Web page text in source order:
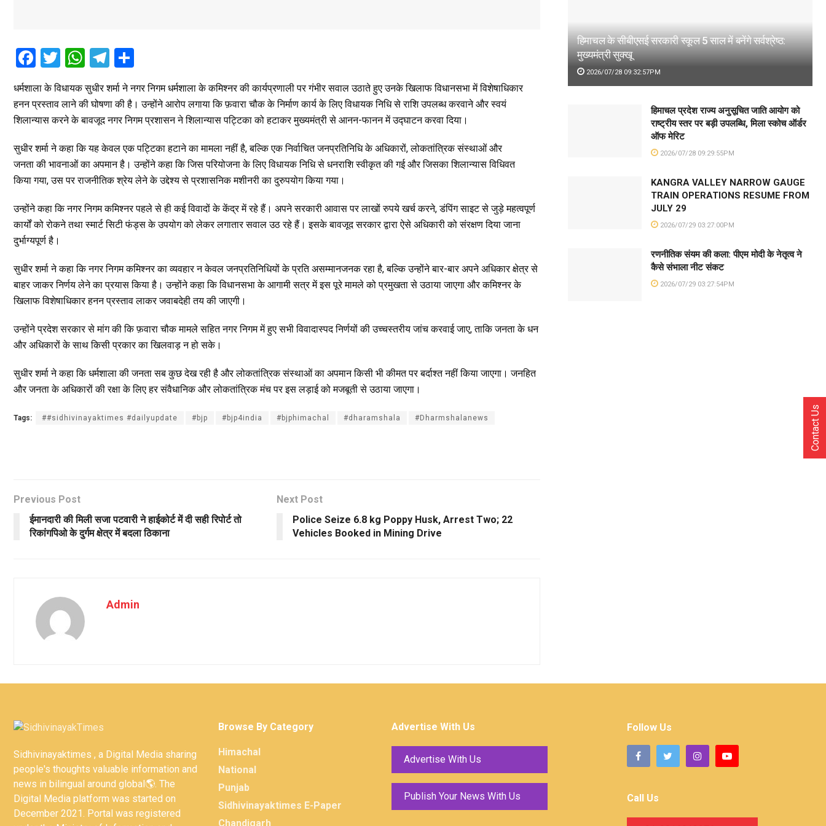
F
a
ce
b
o
k
T
tt
er
W
at
s
p
p
T
el
e
gr
m
ar
e
धर्मशाला के विधायक सुधीर शर्मा ने नगर निगम धर्मशाला के कमिश्नर की कार्यप्रणाली पर गंभीर सवाल उठाते हुए उनके खिलाफ विधानसभा में विशेषाधिकार
हनन प्रस्ताव लाने की घोषणा की है। उन्होंने आरोप लगाया कि फ़वारा चौक के निर्माण कार्य के लिए विधायक निधि से राशि उपलब्ध करवाने और स्वयं
शिलान्यास करने के बावजूद नगर निगम प्रशासन ने शिलान्यास पट्टिका को हटाकर मुख्यमंत्री से आनन-फानन में उद्घाटन करवा दिया।
सुधीर शर्मा ने कहा कि यह केवल एक पट्टिका हटाने का मामला नहीं है, बल्कि एक निर्वाचित जनप्रतिनिधि के अधिकारों, लोकतांत्रिक संस्थाओं और
जनता की भावनाओं का अपमान है। उन्होंने कहा कि जिस परियोजना के लिए विधायक निधि से धनराशि स्वीकृत की गई और जिसका शिलान्यास विधिवत
किया गया, उस पर राजनीतिक श्रेय लेने के उद्देश्य से प्रशासनिक मशीनरी का दुरुपयोग किया गया।
उन्होंने कहा कि नगर निगम कमिश्नर पहले से ही कई विवादों के केंद्र में रहे हैं। अपने सरकारी आवास पर लाखों रुपये खर्च करने, डंपिंग साइट से जुड़े महत्वपूर्ण
कार्यों को रोकने तथा स्मार्ट सिटी फंड्स के उपयोग को लेकर लगातार सवाल उठ रहे हैं। इसके बावजूद सरकार द्वारा ऐसे अधिकारी को संरक्षण दिया जाना
दुर्भाग्यपूर्ण है।
सुधीर शर्मा ने कहा कि नगर निगम कमिश्नर का व्यवहार न केवल जनप्रतिनिधियों के प्रति असम्मानजनक रहा है, बल्कि उन्होंने बार-बार अपने अधिकार क्षेत्र से
बाहर जाकर निर्णय लेने का प्रयास किया है। उन्होंने कहा कि विधानसभा के आगामी सत्र में इस पूरे मामले को प्रमुखता से उठाया जाएगा और कमिश्नर के
खिलाफ विशेषाधिकार हनन प्रस्ताव लाकर जवाबदेही तय की जाएगी।
उन्होंने प्रदेश सरकार से मांग की कि फ़वारा चौक मामले सहित नगर निगम में हुए सभी विवादास्पद निर्णयों की उच्चस्तरीय जांच करवाई जाए, ताकि जनता के धन
और अधिकारों के साथ किसी प्रकार का खिलवाड़ न हो सके।
सुधीर शर्मा ने कहा कि धर्मशाला की जनता सब कुछ देख रही है और लोकतांत्रिक संस्थाओं का अपमान किसी भी कीमत पर बर्दाश्त नहीं किया जाएगा। जनहित
और जनता के अधिकारों की रक्षा के लिए हर संवैधानिक और लोकतांत्रिक मंच पर इस लड़ाई को मजबूती से उठाया जाएगा।
Tags: ##sidhivinayaktimes #dailyupdate #bjp #bjp4india #bjphimachal #dharamshala #Dharmshalanews
Previous Post
ईमानदारी की मिली सजा पटवारी ने हाईकोर्ट में दी सही रिपोर्ट तो
रिकांगपिओ के दुर्गम क्षेत्र में बदला ठिकाना
Next Post
Police Seize 6.8 kg Poppy Husk, Arrest Two; 22
Vehicles Booked in Mining Drive
Admin
हिमाचल के सीबीएसई सरकारी स्कूल 5 साल में बनेंगे सर्वश्रेष्ठ:
मुख्यमंत्री सुक्खू
2026/07/28 09:32:57PM
हिमाचल प्रदेश राज्य अनुसूचित जाति आयोग को
राष्ट्रीय स्तर पर बड़ी उपलब्धि, मिला स्कोच ऑर्डर
ऑफ मेरिट
2026/07/28 09:29:55PM
KANGRA VALLEY NARROW GAUGE
TRAIN OPERATIONS RESUME FROM
JULY 29
2026/07/29 03:27:00PM
रणनीतिक संयम की कला: पीएम मोदी के नेतृत्व ने
कैसे संभाला नीट संकट
2026/07/29 03:27:54PM
Sidhivinayaktimes , a Digital Media sharing
people's thoughts valuable information and
news in bilingual around global🌎. The
Digital Media platform was started on
December 2021. Portal was registered
Browse By Category
Himachal
National
Punjab
Sidhivinayaktimes E-Paper
Chandigarh
Advertise With Us
Advertise With Us
Publish Your News With Us
Follow Us
Call Us
Contact Us